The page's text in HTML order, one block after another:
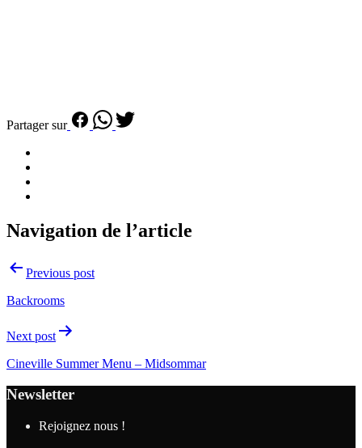
Partager sur
Navigation de l’article
Previous post
Backrooms
Next post
Cineville Summer Menu – Midsommar
Newsletter
Rejoignez nous !